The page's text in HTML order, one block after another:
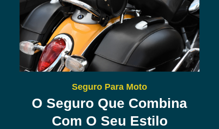
Seguro Para Moto
O Seguro Que Combina
Com O Seu Estilo